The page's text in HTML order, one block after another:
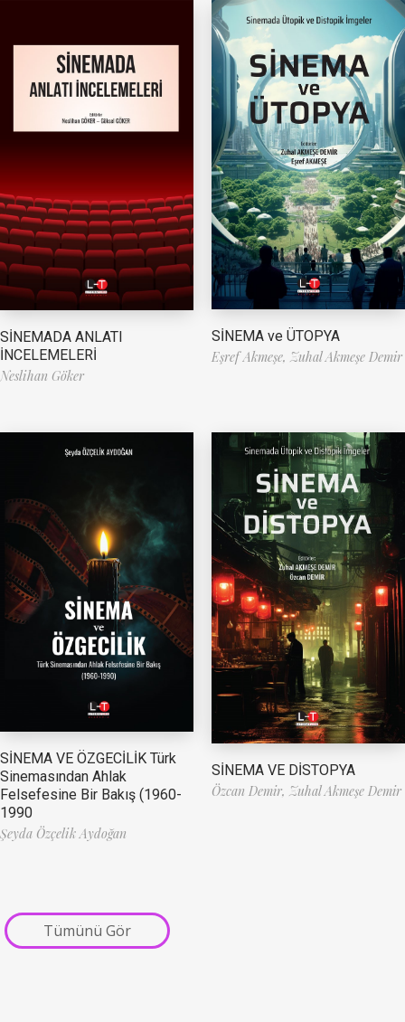
SİNEMADA ANLATI
İNCELEMELERİ
Neslihan Göker
SİNEMA ve ÜTOPYA
Eşref Akmeşe, Zuhal Akmeşe Demir
SİNEMA VE ÖZGECİLİK Türk
Sinemasından Ahlak
Felsefesine Bir Bakış (1960-
1990
Şeyda Özçelik Aydoğan
SİNEMA VE DİSTOPYA
Özcan Demir, Zuhal Akmeşe Demir
Tümünü Gör